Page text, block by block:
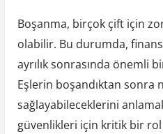
Boşanma, birçok çift için
olabilir. Bu durumda,
ayrılık sonrasında önemli
Eşlerin boşandıktan sonra
sağlayabileceklerini
güvenlikleri için kritik bir